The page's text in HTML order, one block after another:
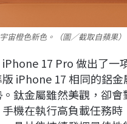
宙橙色新色。（圖／截取自蘋果）
17 Pro 做出了
iPhone 17 相同的鋁
。鈦金屬雖然美觀，卻
機在執行高負載任務